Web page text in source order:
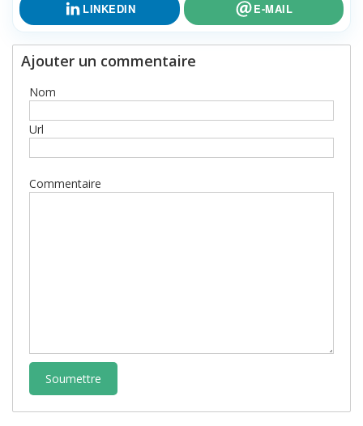
LINKEDIN E-MAIL
Ajouter un commentaire
Nom
Url
Commentaire